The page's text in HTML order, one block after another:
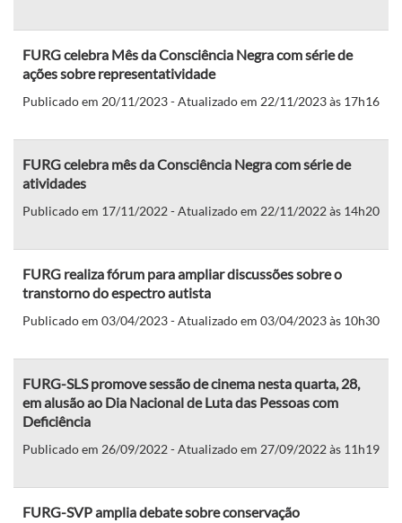
FURG celebra Mês da Consciência Negra com série de
ações sobre representatividade
Publicado em 20/11/2023 - Atualizado em 22/11/2023 às 17h16
FURG celebra mês da Consciência Negra com série de
atividades
Publicado em 17/11/2022 - Atualizado em 22/11/2022 às 14h20
FURG realiza fórum para ampliar discussões sobre o
transtorno do espectro autista
Publicado em 03/04/2023 - Atualizado em 03/04/2023 às 10h30
FURG-SLS promove sessão de cinema nesta quarta, 28,
em alusão ao Dia Nacional de Luta das Pessoas com
Deficiência
Publicado em 26/09/2022 - Atualizado em 27/09/2022 às 11h19
FURG-SVP amplia debate sobre conservação